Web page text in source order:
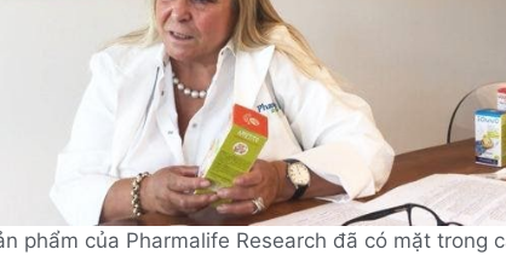
phẩm của Pharmalife Research đã có mặt trong